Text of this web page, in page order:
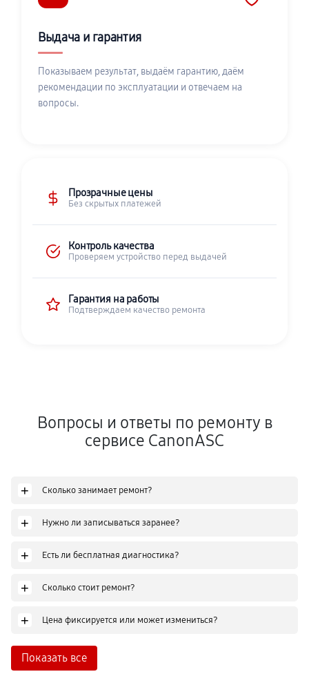
Выдача и гарантия
Показываем результат, выдаём гарантию, даём
рекомендации по эксплуатации и отвечаем на
вопросы.
Прозрачные цены
Без скрытых платежей
Контроль качества
Проверяем устройство перед выдачей
Гарантия на работы
Подтверждаем качество ремонта
Вопросы и ответы по ремонту в
сервисе CanonASC
+ Сколько занимает ремонт?
+ Нужно ли записываться заранее?
+ Есть ли бесплатная диагностика?
+ Сколько стоит ремонт?
+ Цена фиксируется или может измениться?
Показать все